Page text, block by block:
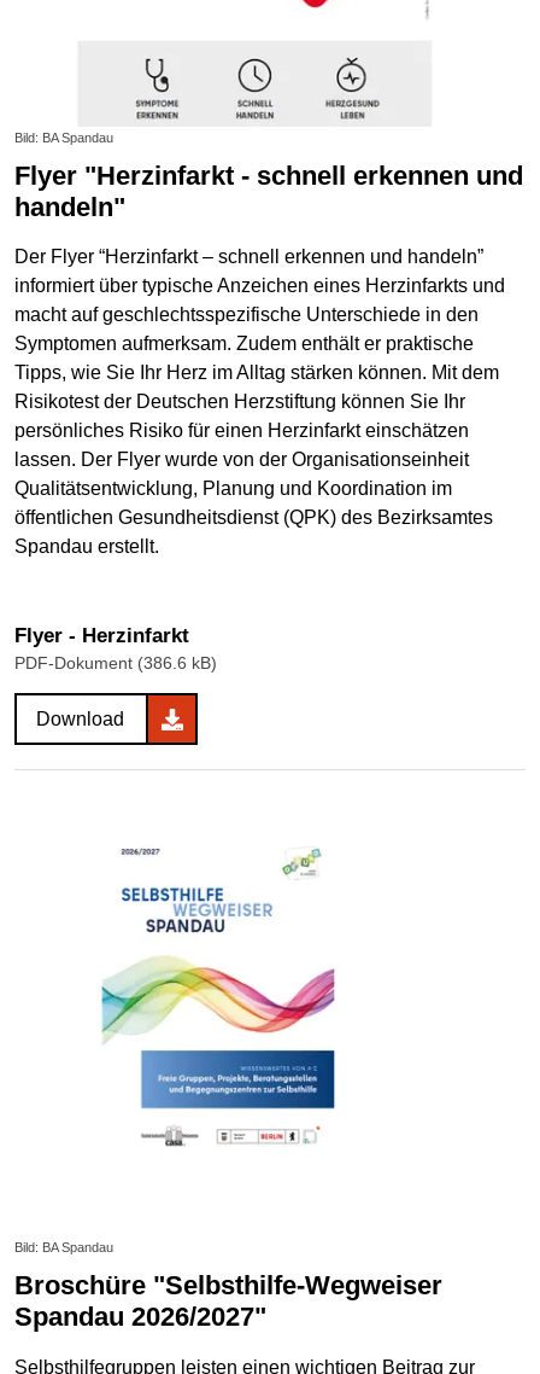
Bild: BA Spandau
Flyer "Herzinfarkt - schnell erkennen und
handeln"
Der Flyer “Herzinfarkt – schnell erkennen und handeln”
informiert über typische Anzeichen eines Herzinfarkts und
macht auf geschlechtsspezifische Unterschiede in den
Symptomen aufmerksam. Zudem enthält er praktische
Tipps, wie Sie Ihr Herz im Alltag stärken können. Mit dem
Risikotest der Deutschen Herzstiftung können Sie Ihr
persönliches Risiko für einen Herzinfarkt einschätzen
lassen. Der Flyer wurde von der Organisationseinheit
Qualitätsentwicklung, Planung und Koordination im
öffentlichen Gesundheitsdienst (QPK) des Bezirksamtes
Spandau erstellt.
Flyer - Herzinfarkt
PDF-Dokument (386.6 kB)
Download
Bild: BA Spandau
Broschüre "Selbsthilfe-Wegweiser
Spandau 2026/2027"
Selbsthilfegruppen leisten einen wichtigen Beitrag zur